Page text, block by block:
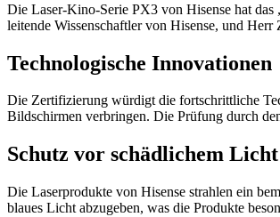
Die Laser-Kino-Serie PX3 von Hisense hat
leitende Wissenschaftler von Hisense, und
Technologische Innovationen
Die Zertifizierung würdigt die fortschrittliche
Bildschirmen verbringen. Die Prüfung durch
Schutz vor schädlichem Licht
Die Laserprodukte von Hisense strahlen ein
blaues Licht abzugeben, was die Produkte